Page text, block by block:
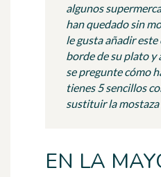
algunos
han quedado sin
le gusta añadir
borde de su plato y
se pregunte cómo
tienes 5 sencillos
sustituir la mostaza
EN LA